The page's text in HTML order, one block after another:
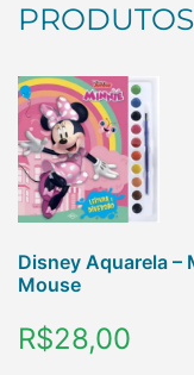
PRODUTOS
Disney Aquarela –
Mouse
R$28,00